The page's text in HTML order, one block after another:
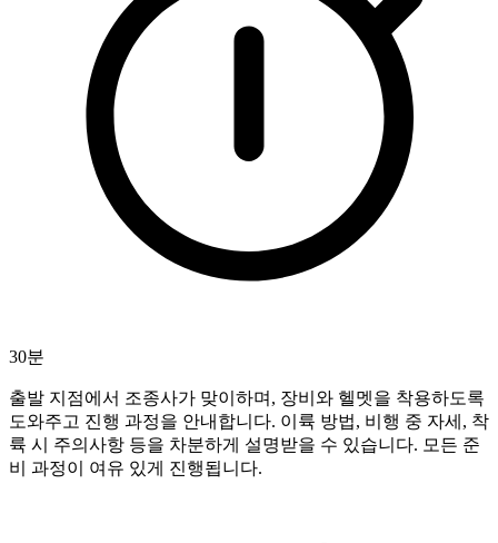
30분
출발 지점에서 조종사가 맞이하며, 장비와 헬멧을 착용하도록
도와주고 진행 과정을 안내합니다. 이륙 방법, 비행 중 자세, 착
륙 시 주의사항 등을 차분하게 설명받을 수 있습니다. 모든 준
비 과정이 여유 있게 진행됩니다.